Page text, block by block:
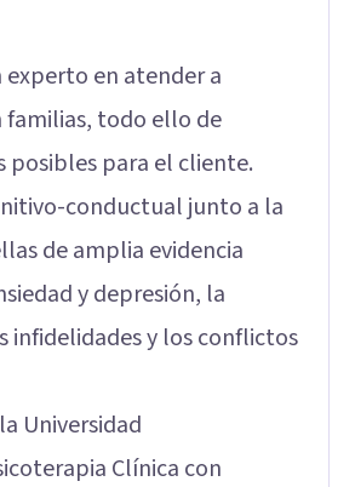
experto en atender a
familias, todo ello de
posibles para el cliente.
conductual junto a la
de amplia evidencia
y depresión, la
infidelidades y los conflictos
Universidad
Clínica con